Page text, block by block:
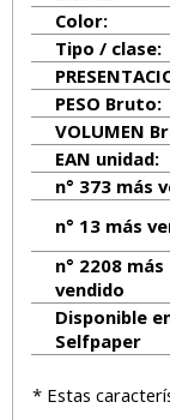
Color:
Tipo / clase:
PESO Bruto:
VOLUMEN
EAN unidad:
n° 373 más
n° 13 más
n° 2208 más
vendido
Disponible
Selfpaper
* Estas